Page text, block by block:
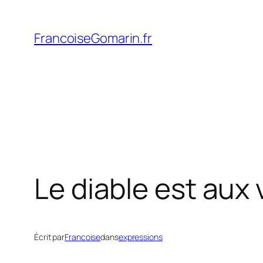
contenu
FrancoiseGomarin.fr
Le diable est aux
Écrit parFrancoisedansexpressions